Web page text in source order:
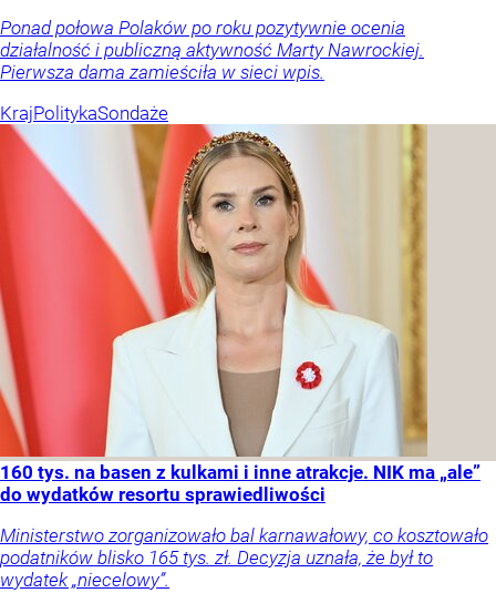
Ponad połowa Polaków po roku pozytywnie ocenia
działalność i publiczną aktywność Marty Nawrockiej.
Pierwsza dama zamieściła w sieci wpis.
KrajPolitykaSondaże
160 tys. na basen z kulkami i inne atrakcje. NIK ma „ale”
do wydatków resortu sprawiedliwości
Ministerstwo zorganizowało bal karnawałowy, co kosztowało
podatników blisko 165 tys. zł. Decyzja uznała, że był to
wydatek „niecelowy”.